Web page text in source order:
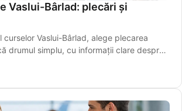
Vaslui-Bârlad: plecări și
curselor Vaslui-Bârlad, alege plecarea
drumul simplu, cu informații clare despre